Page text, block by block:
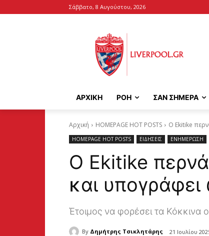
Σάββατο, 8 Αυγούστου, 2026
ΑΡΧΙΚΉ ΡΟΗ ΣΑΝ ΣΗΜΕΡΑ
Αρχική HOMEPAGE HOT POSTS Ο Ekitike
HOMEPAGE HOT POSTS ΕΙΔΗΣΕΙΣ ΕΝΗΜΕΡΩΣΗ
Ο Ekitike
και
Έτοιμος να φορέσει τα Κόκκινα
By Δημήτρης Τσικλητάρης 21 Ιουλίου